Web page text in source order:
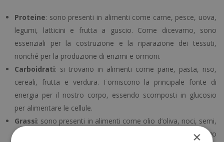
Proteine: sono presenti in alimenti come carne, pesce, uova,
legumi, latticini e frutta a guscio. Come dicevamo, sono
essenziali per la costruzione e la riparazione dei tessuti,
nonché per la produzione di enzimi e ormoni.
Carboidrati: si trovano in alimenti come pane, pasta, riso,
cereali, frutta e verdura. Forniscono la principale fonte di
energia per il nostro corpo, essendo scomposti in glucosio
per alimentare le cellule.
Grassi: sono presenti in alimenti come olio d’oliva, noci, semi,
burro, carne grassa e latticini. Procurano energia a lungo
×